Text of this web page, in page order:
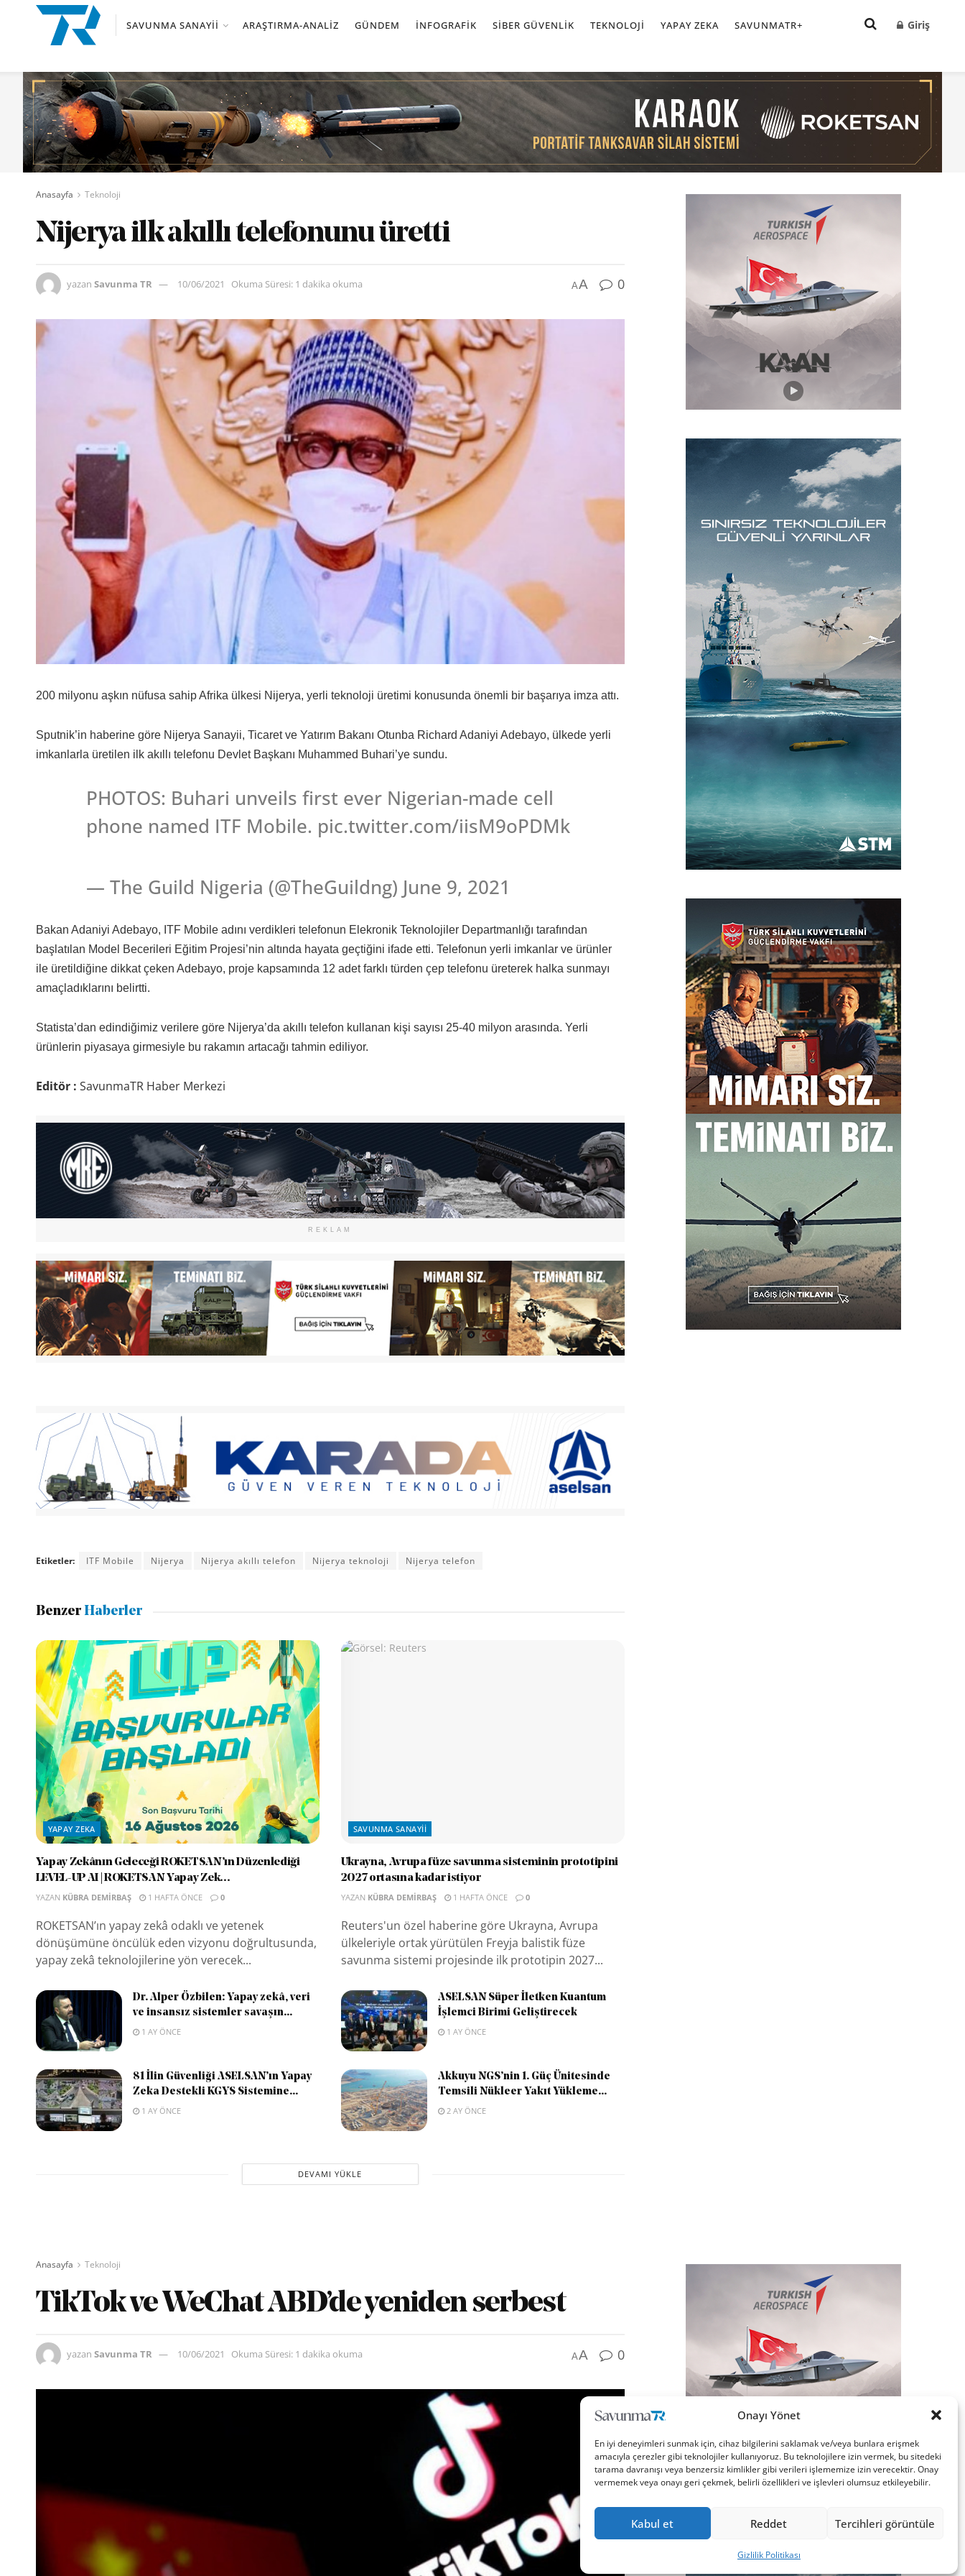
Onayı Yönet
En iyi deneyimleri sunmak için, cihaz bilgilerini saklamak ve/veya bunlara erişmek
amacıyla çerezler gibi teknolojiler kullanıyoruz. Bu teknolojilere izin vermek, bu sitedeki
tarama davranışı veya benzersiz kimlikler gibi verileri işlememize izin verecektir. Onay
vermemek veya onayı geri çekmek, belirli özellikleri ve işlevleri olumsuz etkileyebilir.
Kabul et Reddet Tercihleri görüntüle
Gizlilik Politikası
SAVUNMA SANAYII ARAŞTIRMA-ANALIZ GÜNDEM İNFOGRAFIK SIBER GÜVENLIK TEKNOLOJI YAPAY ZEKA SAVUNMATR+ Giriş
Anasayfa Teknoloji
Nijerya ilk akıllı telefonunu üretti
yazan Savunma TR 10/06/2021 Okuma Süresi: 1 dakika okuma AA 0
200 milyonu aşkın nüfusa sahip Afrika ülkesi Nijerya, yerli teknoloji üretimi konusunda önemli bir başarıya imza attı.
Sputnik’in haberine göre Nijerya Sanayii, Ticaret ve Yatırım Bakanı Otunba Richard Adaniyi Adebayo, ülkede yerli
imkanlarla üretilen ilk akıllı telefonu Devlet Başkanı Muhammed Buhari’ye sundu.
PHOTOS: Buhari unveils first ever Nigerian-made cell
phone named ITF Mobile. pic.twitter.com/iisM9oPDMk
— The Guild Nigeria (@TheGuildng) June 9, 2021
Bakan Adaniyi Adebayo, ITF Mobile adını verdikleri telefonun Elekronik Teknolojiler Departmanlığı tarafından
başlatılan Model Becerileri Eğitim Projesi’nin altında hayata geçtiğini ifade etti. Telefonun yerli imkanlar ve ürünler
ile üretildiğine dikkat çeken Adebayo, proje kapsamında 12 adet farklı türden çep telefonu üreterek halka sunmayı
amaçladıklarını belirtti.
Statista’dan edindiğimiz verilere göre Nijerya’da akıllı telefon kullanan kişi sayısı 25-40 milyon arasında. Yerli
ürünlerin piyasaya girmesiyle bu rakamın artacağı tahmin ediliyor.
Editör : SavunmaTR Haber Merkezi
REKLAM
Etiketler: ITF Mobile Nijerya Nijerya akıllı telefon Nijerya teknoloji Nijerya telefon
BenzerHaberler
YAPAY ZEKA
Yapay Zekânın Geleceği ROKETSAN’ın Düzenlediği
LEVEL-UP AI | ROKETSAN Yapay Zek...
YAZAN KÜBRA DEMIRBAŞ 1 HAFTA ÖNCE 0
ROKETSAN’ın yapay zekâ odaklı ve yetenek
dönüşümüne öncülük eden vizyonu doğrultusunda,
yapay zekâ teknolojilerine yön verecek...
SAVUNMA SANAYII
Ukrayna, Avrupa füze savunma sisteminin prototipini
2027 ortasına kadar istiyor
YAZAN KÜBRA DEMIRBAŞ 1 HAFTA ÖNCE 0
Reuters'un özel haberine göre Ukrayna, Avrupa
ülkeleriyle ortak yürütülen Freyja balistik füze
savunma sistemi projesinde ilk prototipin 2027...
Dr. Alper Özbilen: Yapay zekâ, veri
ve insansız sistemler savaşın...
1 AY ÖNCE
ASELSAN Süper İletken Kuantum
İşlemci Birimi Geliştirecek
1 AY ÖNCE
81 İlin Güvenliği ASELSAN’ın Yapay
Zeka Destekli KGYS Sistemine...
1 AY ÖNCE
Akkuyu NGS’nin 1. Güç Ünitesinde
Temsili Nükleer Yakıt Yükleme...
2 AY ÖNCE
DEVAMI YÜKLE
Anasayfa Teknoloji
TikTok ve WeChat ABD’de yeniden serbest
yazan Savunma TR 10/06/2021 Okuma Süresi: 1 dakika okuma AA 0